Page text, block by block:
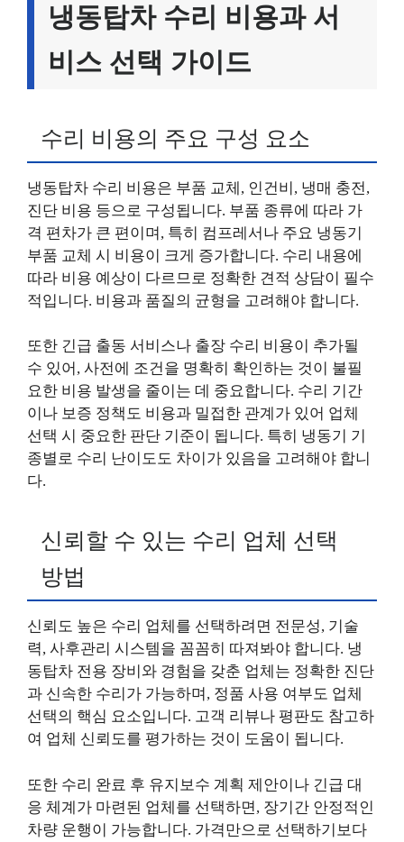
냉동탑차 수리 비용과 서
비스 선택 가이드
수리 비용의 주요 구성 요소
냉동탑차 수리 비용은 부품 교체, 인건비, 냉매 충전,
진단 비용 등으로 구성됩니다. 부품 종류에 따라 가
격 편차가 큰 편이며, 특히 컴프레서나 주요 냉동기
부품 교체 시 비용이 크게 증가합니다. 수리 내용에
따라 비용 예상이 다르므로 정확한 견적 상담이 필수
적입니다. 비용과 품질의 균형을 고려해야 합니다.
또한 긴급 출동 서비스나 출장 수리 비용이 추가될
수 있어, 사전에 조건을 명확히 확인하는 것이 불필
요한 비용 발생을 줄이는 데 중요합니다. 수리 기간
이나 보증 정책도 비용과 밀접한 관계가 있어 업체
선택 시 중요한 판단 기준이 됩니다. 특히 냉동기 기
종별로 수리 난이도도 차이가 있음을 고려해야 합니
다.
신뢰할 수 있는 수리 업체 선택
방법
신뢰도 높은 수리 업체를 선택하려면 전문성, 기술
력, 사후관리 시스템을 꼼꼼히 따져봐야 합니다. 냉
동탑차 전용 장비와 경험을 갖춘 업체는 정확한 진단
과 신속한 수리가 가능하며, 정품 사용 여부도 업체
선택의 핵심 요소입니다. 고객 리뷰나 평판도 참고하
여 업체 신뢰도를 평가하는 것이 도움이 됩니다.
또한 수리 완료 후 유지보수 계획 제안이나 긴급 대
응 체계가 마련된 업체를 선택하면, 장기간 안정적인
차량 운행이 가능합니다. 가격만으로 선택하기보다